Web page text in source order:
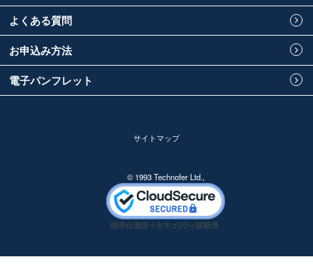
よくある質問
お申込み方法
電子パンフレット
サイトマップ
© 1993 Technofer Ltd.,